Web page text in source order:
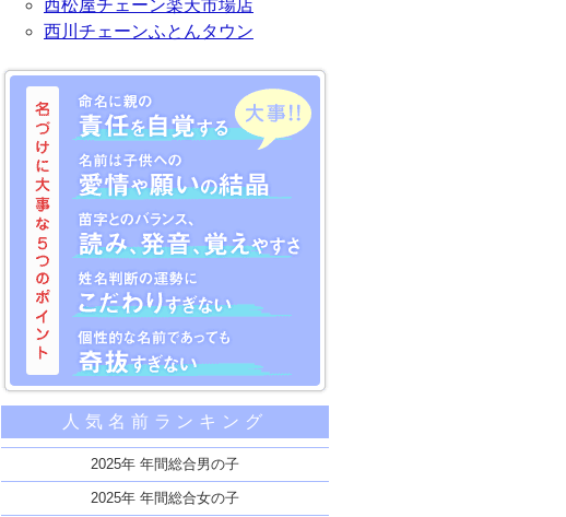
西松屋チェーン楽天市場店
西川チェーンふとんタウン
名づけに大事な5つのポイント
命名に親の責任を自覚する
名前は子供への愛情や願いの結晶
苗字とのバランス、読み、発音、覚えやすさ
姓名判断の運勢にこだわりすぎない
人気名前ランキング
2025年 年間総合男の子
2025年 年間総合女の子